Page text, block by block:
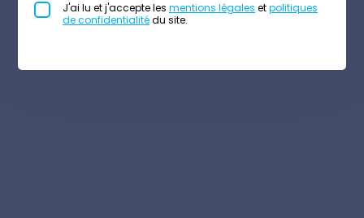
J'ai lu et j'accepte les mentions légales etpolitiques
de confidentialitédu site.